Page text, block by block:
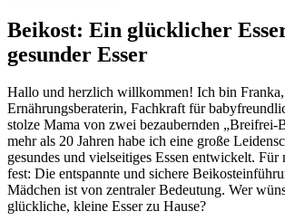
Beikost: Ein glücklicher
gesunder Esser
Hallo und herzlich willkommen! Ich bin Franka,
Ernährungsberaterin, Fachkraft für
stolze Mama von zwei bezaubernden „Breifrei-
mehr als 20 Jahren habe ich eine große
gesundes und vielseitiges Essen entwickelt. Für
fest: Die entspannte und sichere
Mädchen ist von zentraler Bedeutung. Wer
glückliche, kleine Esser zu Hause?